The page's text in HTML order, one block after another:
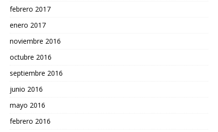
febrero 2017
enero 2017
noviembre 2016
octubre 2016
septiembre 2016
junio 2016
mayo 2016
febrero 2016